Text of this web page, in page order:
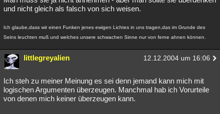
und nicht gleich als falsch von sich weisen.
Ich glaube,dass wir einen Funken jenes ewigen Lichtes in uns tragen,das im Grunde des
Seins leuchten muß und welches unsere schwachen Sinne nur von ferne ahnen können.
littlegreyalien 12.12.2004 um 16:06
Ich steh zu meiner Meinung es sei denn jemand kann mich mit
logischen Argumenten überzeugen. Manchmal hab ich Vorurteile
von denen mich keiner überzeugen kann.